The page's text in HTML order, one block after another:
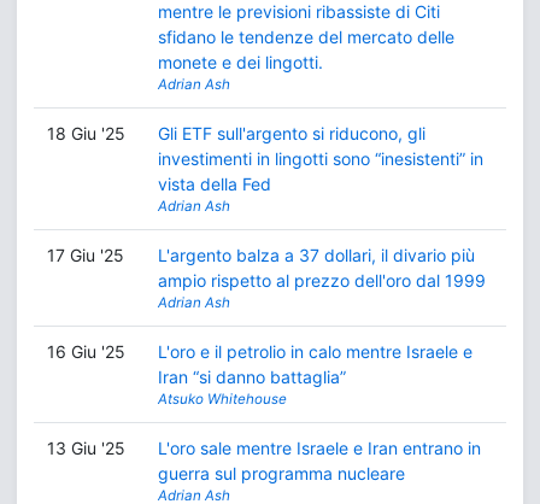
mentre le previsioni ribassiste di Citi
sfidano le tendenze del mercato delle
monete e dei lingotti.
Adrian Ash
18 Giu '25
Gli ETF sull'argento si riducono, gli
investimenti in lingotti sono “inesistenti” in
vista della Fed
Adrian Ash
17 Giu '25
L'argento balza a 37 dollari, il divario più
ampio rispetto al prezzo dell'oro dal 1999
Adrian Ash
16 Giu '25
L'oro e il petrolio in calo mentre Israele e
Iran “si danno battaglia”
Atsuko Whitehouse
13 Giu '25
L'oro sale mentre Israele e Iran entrano in
guerra sul programma nucleare
Adrian Ash